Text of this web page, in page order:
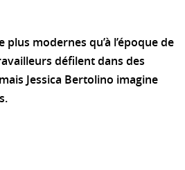
modernes qu’à l’époque de
défilent dans des
Jessica Bertolino imagine